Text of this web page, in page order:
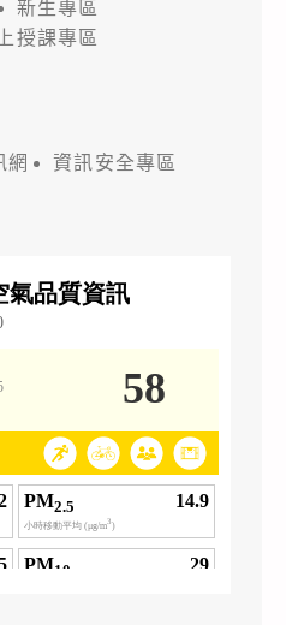
新生專區
授課專區
網
資訊安全專區